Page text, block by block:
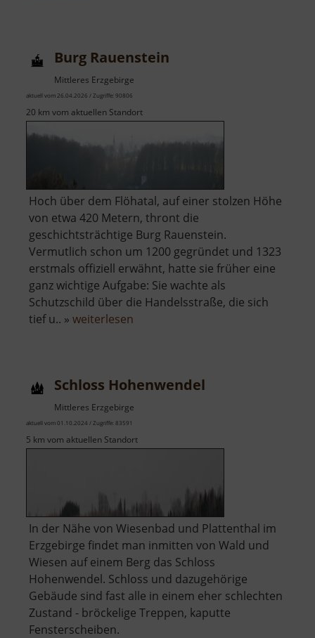
Burg Rauenstein
Mittleres Erzgebirge
aktuell vom 26.04.2026 / Zugriffe: 90806
20 km vom aktuellen Standort
Hoch über dem Flöhatal, auf einer stolzen Höhe
von etwa 420 Metern, thront die
geschichtsträchtige Burg Rauenstein.
Vermutlich schon um 1200 gegründet und 1323
erstmals offiziell erwähnt, hatte sie früher eine
ganz wichtige Aufgabe: Sie wachte als
Schutzschild über die Handelsstraße, die sich
tief u.. » weiterlesen
Schloss Hohenwendel
Mittleres Erzgebirge
aktuell vom 01.10.2024 / Zugriffe: 83591
5 km vom aktuellen Standort
In der Nähe von Wiesenbad und Plattenthal im
Erzgebirge findet man inmitten von Wald und
Wiesen auf einem Berg das Schloss
Hohenwendel. Schloss und dazugehörige
Gebäude sind fast alle in einem eher schlechten
Zustand - bröckelige Treppen, kaputte
Fensterscheiben.